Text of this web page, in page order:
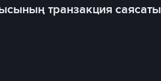
транзакция саясаты